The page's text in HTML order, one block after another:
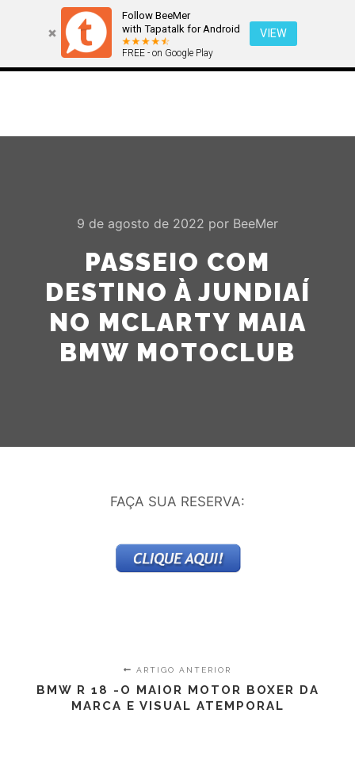
Follow BeeMer
with Tapatalk for Android
FREE - on Google Play
VIEW
9 de agosto de 2022 por BeeMer
PASSEIO COM
DESTINO À JUNDIAÍ
NO MCLARTY MAIA
BMW MOTOCLUB
FAÇA SUA RESERVA:
ARTIGO ANTERIOR
BMW R 18 -O MAIOR MOTOR BOXER DA
MARCA E VISUAL ATEMPORAL